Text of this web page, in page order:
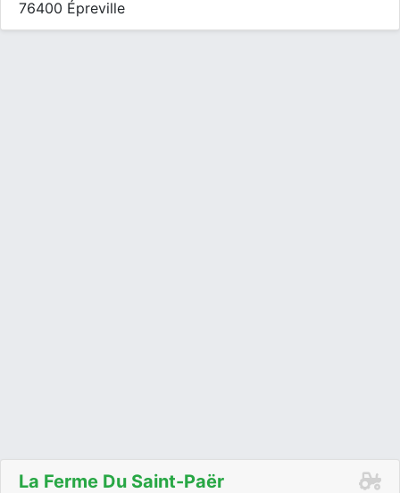
76400 Épreville
La Ferme Du Saint-Paër